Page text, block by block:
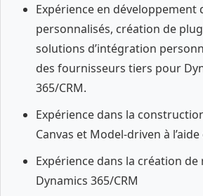
Expérience en développement
personnalisés, création de
solutions d’intégration
des fournisseurs tiers pour
365/CRM.
Expérience dans la
Canvas et Model-driven à
Expérience dans la création
Dynamics 365/CRM